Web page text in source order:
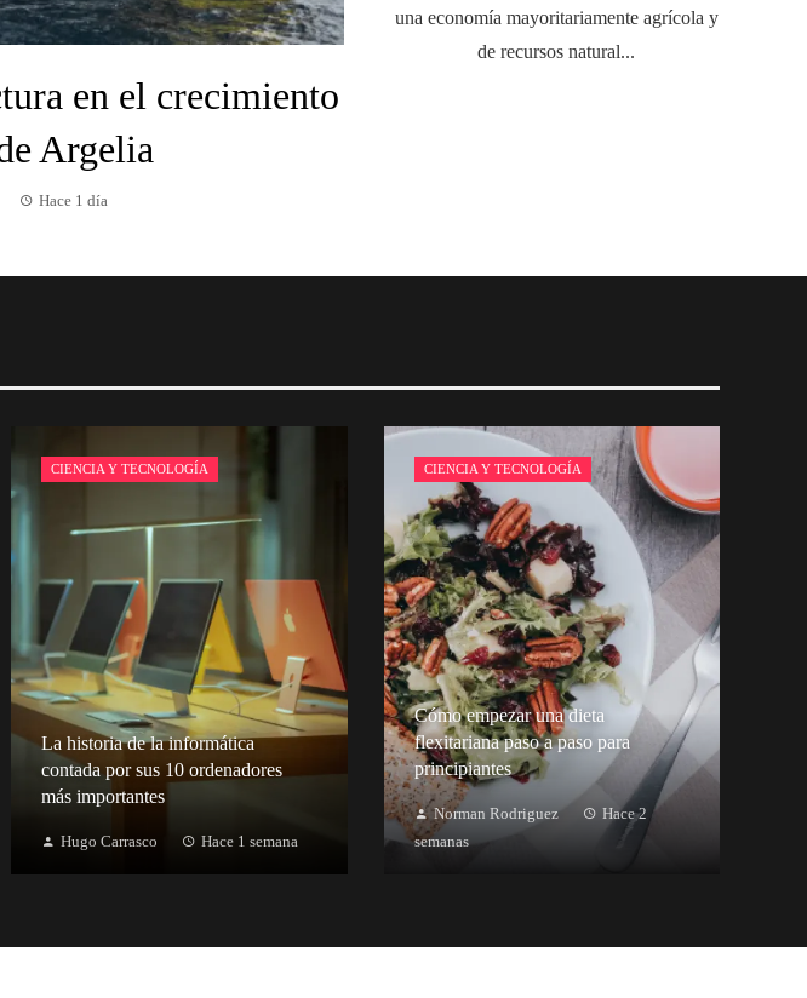
en el crecimiento
Argelia
Hace 1 día
una economía mayoritariamente agrícola y
de recursos natural...
CIENCIA Y TECNOLOGÍA
La historia de la informática
contada por sus 10 ordenadores
más importantes
Hugo Carrasco Hace 1 semana
CIENCIA Y TECNOLOGÍA
Cómo empezar una dieta
flexitariana paso a paso para
principiantes
Norman Rodriguez
Hace 2
semanas